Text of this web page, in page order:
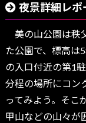
夜景詳細レポ
美の山公園は秩
た公園で、標高は
の入口付近の第1
分程の場所にコン
ってみよう。そこ
甲山などの山々が